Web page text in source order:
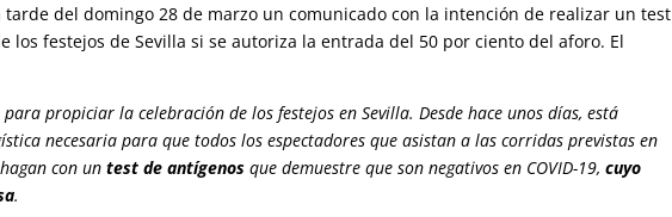
tarde del domingo 28 de marzo un comunicado con la intención de realizar un test
los festejos de Sevilla si se autoriza la entrada del 50 por ciento del aforo. El
para propiciar la celebración de los festejos en Sevilla. Desde hace unos días, está
necesaria para que todos los espectadores que asistan a las corridas previstas en
con un test de antígenos que demuestre que son negativos en COVID-19, cuyo
.